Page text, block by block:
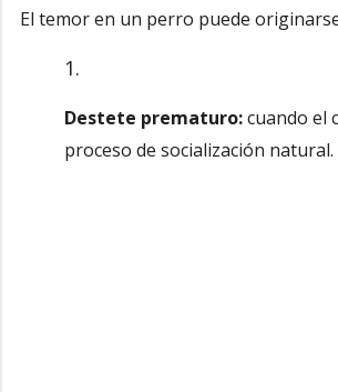
El temor en un perro puede
Destete prematuro:cuando el
proceso de socialización natural.